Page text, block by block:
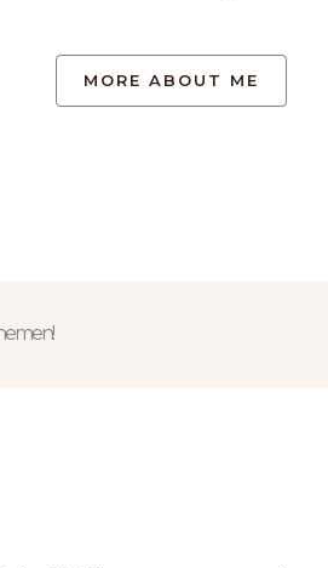
MORE ABOUT ME